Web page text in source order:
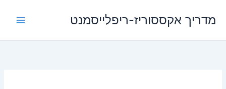
לתוכןמדריך אקססוריז-ריפלייסמנט